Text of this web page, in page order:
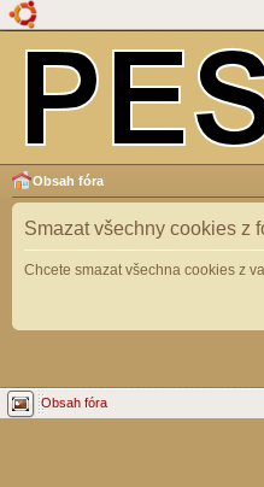
Obsah fóra
Smazat všechny cookies z
Chcete smazat všechna cookies z
Obsah fóra